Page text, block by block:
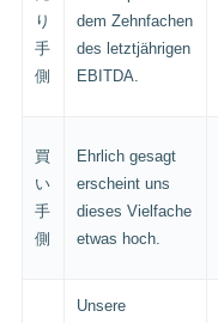
り
手
側
dem Zehnfachen
des letztjährigen
EBITDA.
買
い
手
側
Ehrlich gesagt
erscheint uns
dieses Vielfache
etwas hoch.
Unsere